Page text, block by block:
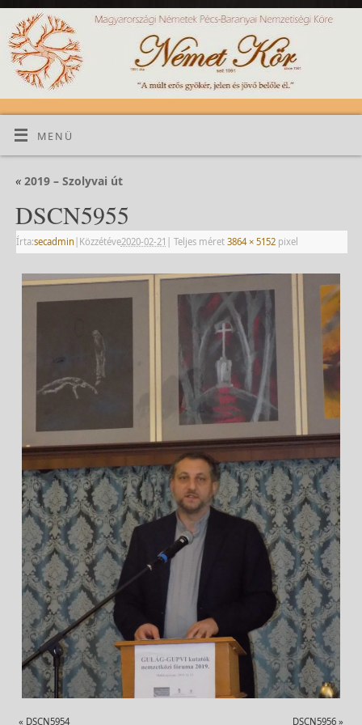
MENÜ
«2019 – Szolyvai út
DSCN5955
Írta:secadmin | Közzétéve2020-02-21 | Teljes méret 3864 × 5152pixel
« DSCN5954 DSCN5956 »